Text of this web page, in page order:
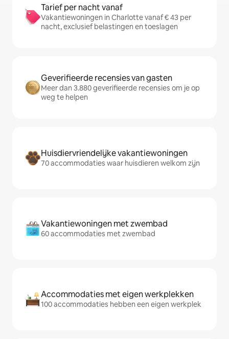
Tarief per nacht vanaf
Vakantiewoningen in Charlotte vanaf € 43 per
nacht, exclusief belastingen en toeslagen
Geverifieerde recensies van gasten
Meer dan 3.880 geverifieerde recensies om je op
weg te helpen
Huisdiervriendelijke vakantiewoningen
70 accommodaties waar huisdieren welkom zijn
Vakantiewoningen met zwembad
60 accommodaties met zwembad
Accommodaties met eigen werkplekken
100 accommodaties hebben een eigen werkplek